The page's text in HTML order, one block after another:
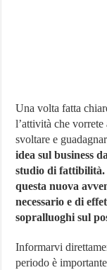
Una volta fatta
l’attività che
svoltare e
idea sul business
studio di
questa nuova
necessario e di
sopralluoghi sul
Informarvi
periodo è